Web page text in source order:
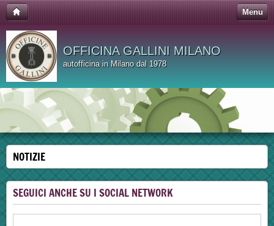
Menu
OFFICINA GALLINI MILANO
autofficina in Milano dal 1978
NOTIZIE
SEGUICI ANCHE SU I SOCIAL NETWORK